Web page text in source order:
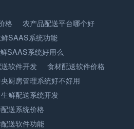
格
农产品配送平台哪个好
SAAS系统功能
SAAS系统好用么
软件开发
食材配送软件价格
厨房管理系统好不好用
生鲜配送系统开发
送系统价格
送软件功能